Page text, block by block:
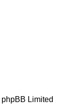
Limited